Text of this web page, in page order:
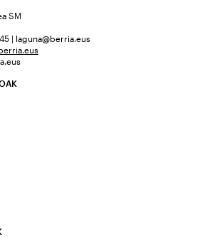
SM
| laguna@berria.eus